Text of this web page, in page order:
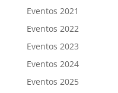
Eventos 2021
Eventos 2022
Eventos 2023
Eventos 2024
Eventos 2025